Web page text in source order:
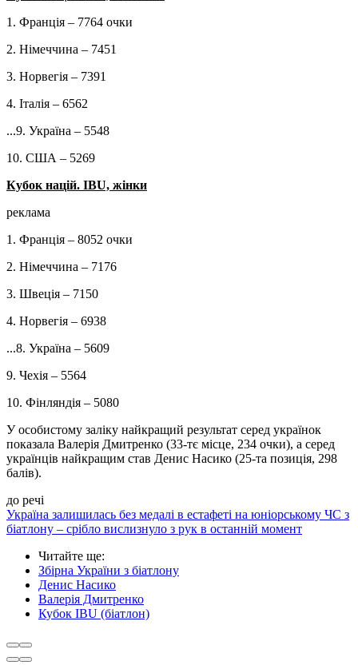
1. Франція – 7764 очки
2. Німеччина – 7451
3. Норвегія – 7391
4. Італія – 6562
...9. Україна – 5548
10. США – 5269
Кубок націй. IBU, жінки
реклама
1. Франція – 8052 очки
2. Німеччина – 7176
3. Швеція – 7150
4. Норвегія – 6938
...8. Україна – 5609
9. Чехія – 5564
10. Фінляндія – 5080
У особистому заліку найкращий результат серед українок
показала Валерія Дмитренко (33-тє місце, 234 очки), а серед
українців найкращим став Денис Насико (25-та позиція, 298
балів).
до речі
Україна залишилась без медалі в естафеті на юніорському ЧС з
біатлону – срібло вислизнуло з рук в останній момент
Читайте ще:
Збірна України з біатлону
Денис Насико
Валерія Дмитренко
Кубок IBU (біатлон)